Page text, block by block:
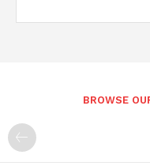
BROWSE